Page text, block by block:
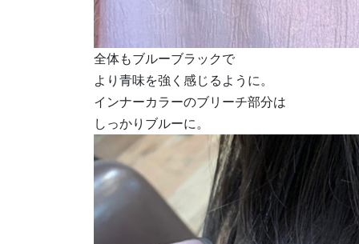
全体もブルーブラックで
より青味を強く感じるように。
インナーカラーのブリーチ部分は
しっかりブルーに。